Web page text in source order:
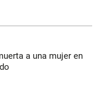
a una mujer en